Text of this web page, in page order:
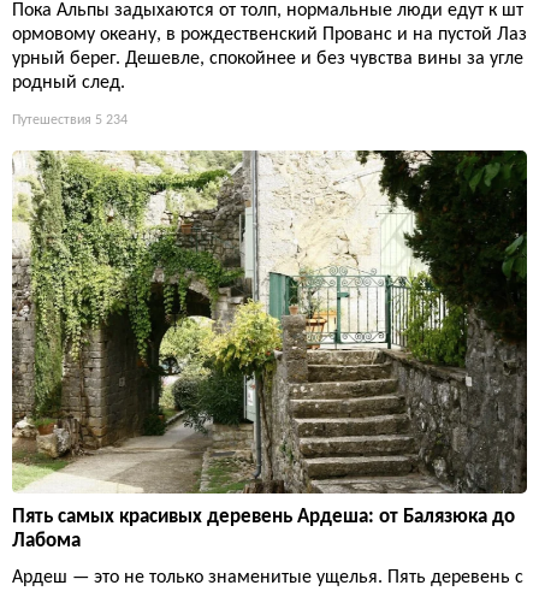
Пока Альпы задыхаются от толп, нормальные люди едут к шт
ормовому океану, в рождественский Прованс и на пустой Лаз
урный берег. Дешевле, спокойнее и без чувства вины за угле
родный след.
Путешествия 5 234
Пять самых красивых деревень Ардеша: от Балязюка до
Лабома
Ардеш — это не только знаменитые ущелья. Пять деревень с